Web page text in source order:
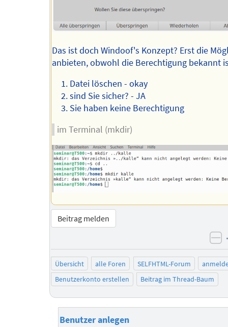
Das ist doch Windoof's Konzept? Erst die
anbieten, obwohl die Berechtigung bekannt
Datei löschen - okay
sind Sie sicher? - JA
Sie haben keine Berechtigung
im Terminal (mkdir)
Beitrag melden
Übersicht alle Foren SELFHTML-Forum
Benutzerkonto erstellen
Beitrag im Thread-Baum
Benutzer anlegen